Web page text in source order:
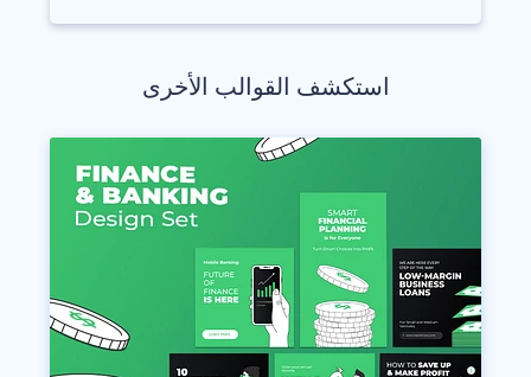
استكشف القوالب الأخرى